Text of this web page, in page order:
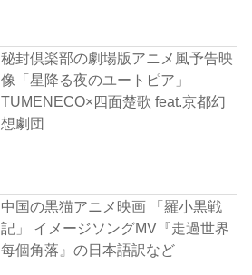
秘封倶楽部の劇場版アニメ風予告映
像「星降る夜のユートピア」
TUMENECO×四面楚歌 feat.京都幻
想劇団
中国の黒猫アニメ映画 「羅小黒戦
記」 イメージソングMV『走過世界
每個角落』の日本語訳など